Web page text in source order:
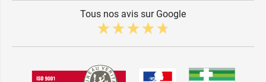
Tous nos avis sur Google